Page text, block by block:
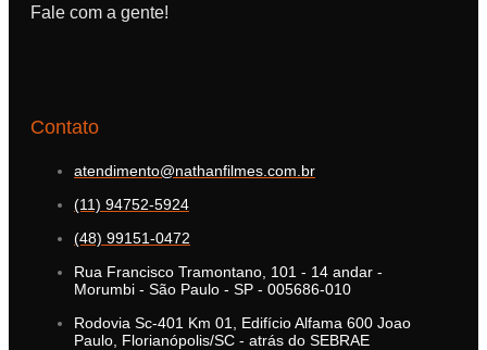
Fale com a gente!
Contato
atendimento@nathanfilmes.com.br
(11) 94752-5924
(48) 99151-0472
Rua Francisco Tramontano, 101 - 14 andar -
Morumbi - São Paulo - SP - 005686-010
Rodovia Sc-401 Km 01, Edifício Alfama 600 Joao
Paulo, Florianópolis/SC - atrás do SEBRAE